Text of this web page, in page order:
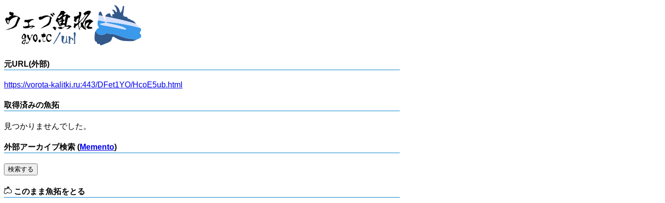
元URL(外部)
https://vorota-kalitki.ru:443/DFet1YO/HcoE5ub.html
取得済みの魚拓
見つかりませんでした。
外部アーカイブ検索 (Memento)
検索する
このまま魚拓をとる